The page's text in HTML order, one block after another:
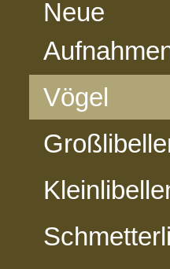
Neue
Vögel